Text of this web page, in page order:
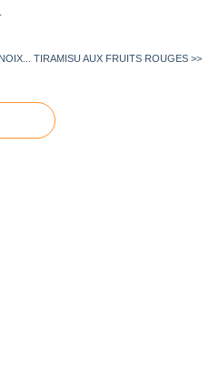
TIRAMISU AUX FRUITS ROUGES >>